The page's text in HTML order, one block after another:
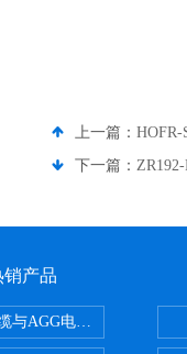
上一篇： HOFR-
下一篇：
销产品
与AGG电缆有什么区别